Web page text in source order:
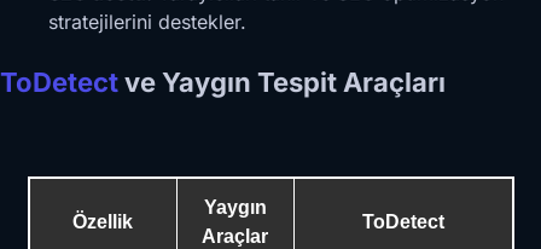
stratejilerini destekler.
ToDetectve Yaygın Tespit Araçları
Özellik
Yaygın
Araçlar
ToDetect